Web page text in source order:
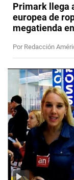
Primark llega
europea de
megatienda
Por Redacción